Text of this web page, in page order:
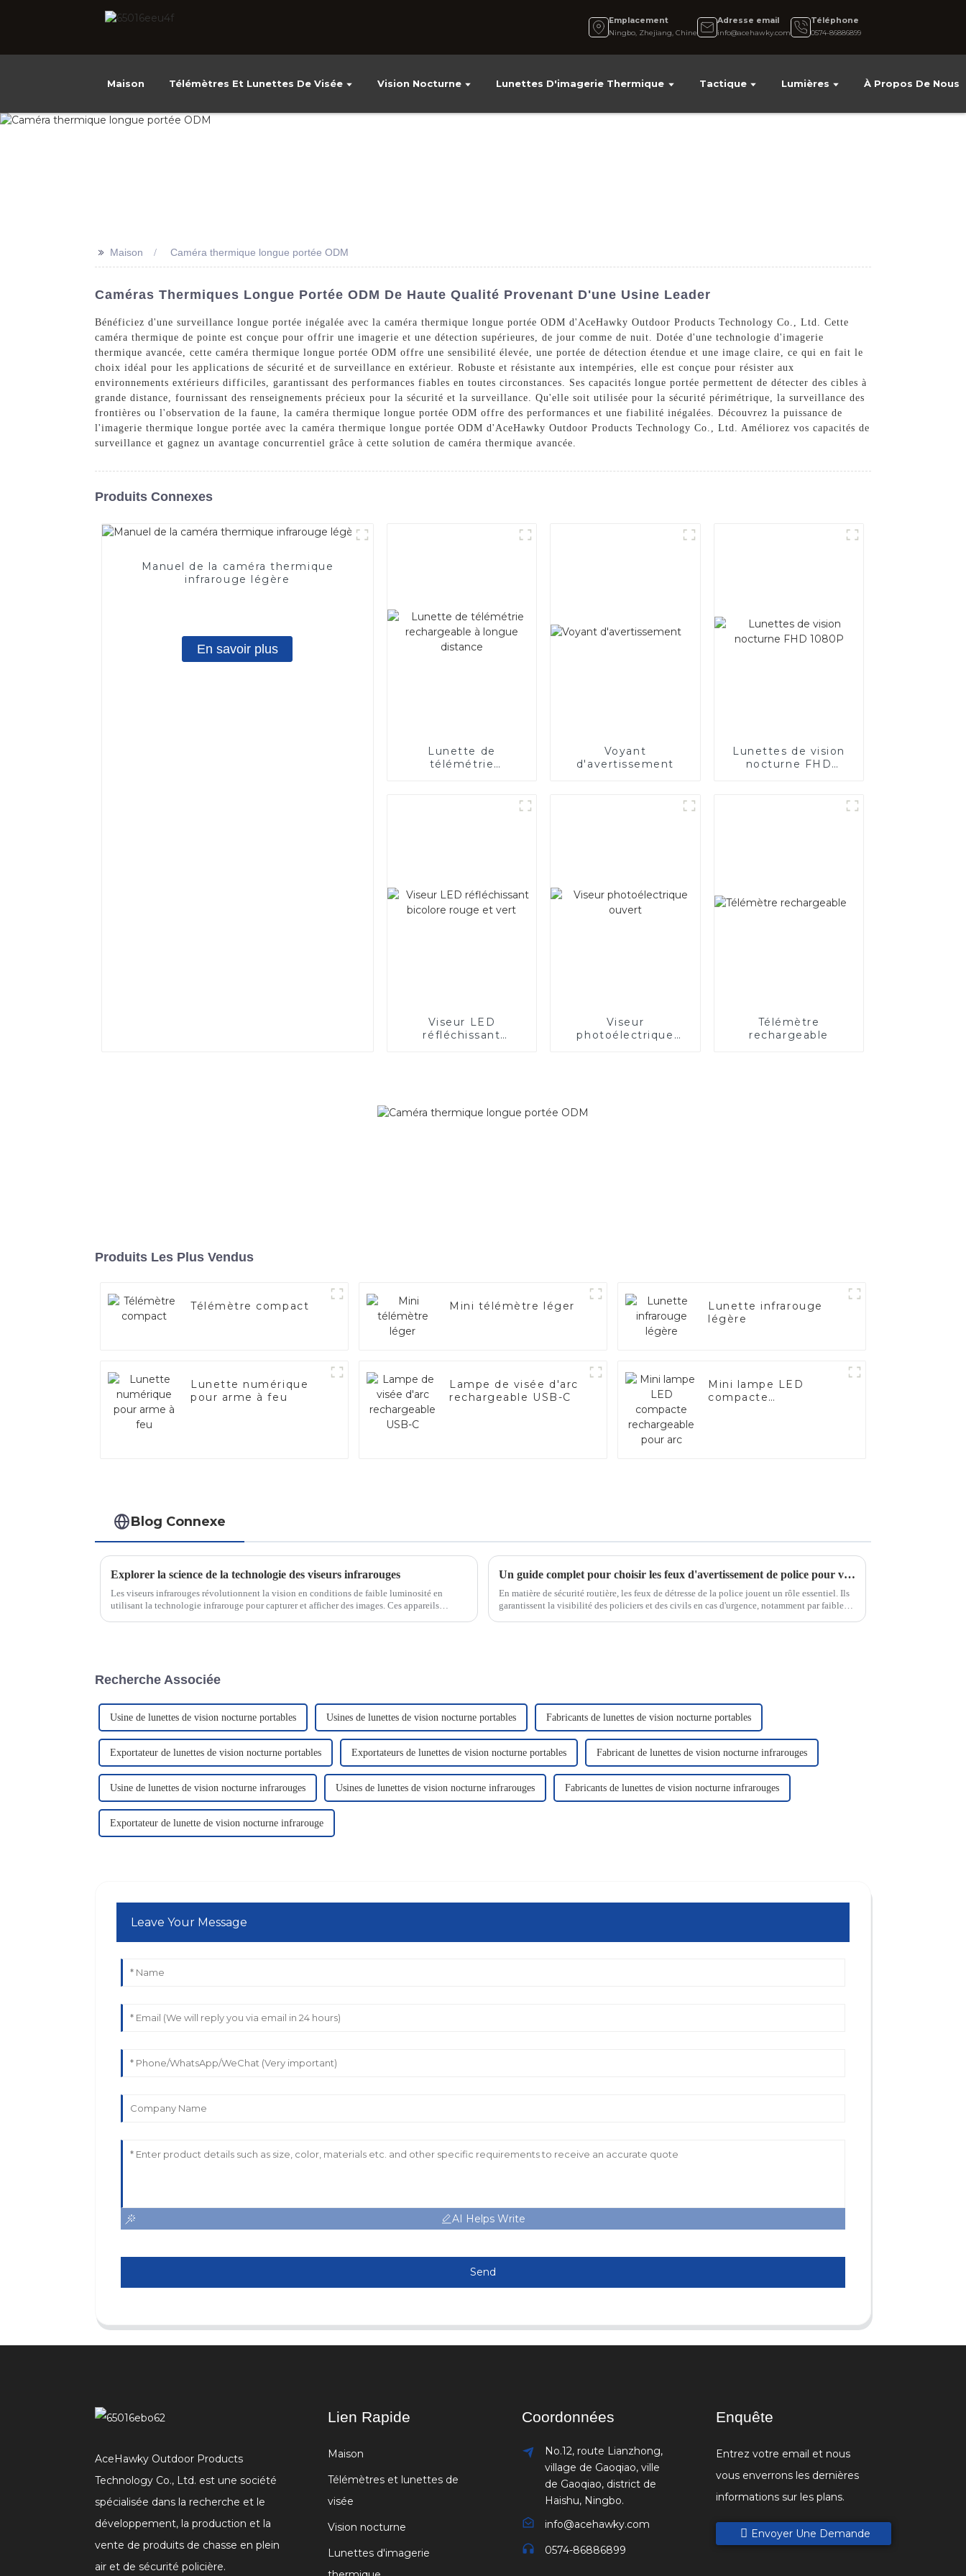
Emplacement
Ningbo, Zhejiang, Chine
Adresse email
info@acehawky.com
Téléphone
0574-86886899
Maison Télémètres Et Lunettes De Visée Vision Nocturne Lunettes D'imagerie Thermique Tactique Lumières À Propos De Nous
>> Maison Caméra thermique longue portée ODM
Caméras Thermiques Longue Portée ODM De Haute Qualité Provenant D'une Usine Leader
Bénéficiez d'une surveillance longue portée inégalée avec la caméra thermique longue portée ODM d'AceHawky Outdoor Products Technology Co., Ltd. Cette
caméra thermique de pointe est conçue pour offrir une imagerie et une détection supérieures, de jour comme de nuit. Dotée d'une technologie d'imagerie
thermique avancée, cette caméra thermique longue portée ODM offre une sensibilité élevée, une portée de détection étendue et une image claire, ce qui en fait le
choix idéal pour les applications de sécurité et de surveillance en extérieur. Robuste et résistante aux intempéries, elle est conçue pour résister aux
environnements extérieurs difficiles, garantissant des performances fiables en toutes circonstances. Ses capacités longue portée permettent de détecter des cibles à
grande distance, fournissant des renseignements précieux pour la sécurité et la surveillance. Qu'elle soit utilisée pour la sécurité périmétrique, la surveillance des
frontières ou l'observation de la faune, la caméra thermique longue portée ODM offre des performances et une fiabilité inégalées. Découvrez la puissance de
l'imagerie thermique longue portée avec la caméra thermique longue portée ODM d'AceHawky Outdoor Products Technology Co., Ltd. Améliorez vos capacités de
surveillance et gagnez un avantage concurrentiel grâce à cette solution de caméra thermique avancée.
Produits Connexes
Manuel de la caméra thermique
infrarouge légère
En savoir plus
Lunette de
télémétrie
Voyant
d'avertissement
Lunettes de vision
nocturne FHD
Viseur LED
réfléchissant
Viseur
photoélectrique
Télémètre
rechargeable
Produits Les Plus Vendus
Télémètre compact Mini télémètre léger
Lunette infrarouge
légère
Lunette numérique
pour arme à feu
Lampe de visée d'arc
rechargeable USB-C
Mini lampe LED
compacte
Blog Connexe
Explorer la science de la technologie des viseurs infrarouges
Les viseurs infrarouges révolutionnent la vision en conditions de faible luminosité en
utilisant la technologie infrarouge pour capturer et afficher des images. Ces appareils
Un guide complet pour choisir les feux d'avertissement de police pour votre véhicule
En matière de sécurité routière, les feux de détresse de la police jouent un rôle essentiel. Ils
garantissent la visibilité des policiers et des civils en cas d'urgence, notamment par faible
Recherche Associée
Usine de lunettes de vision nocturne portables Usines de lunettes de vision nocturne portables Fabricants de lunettes de vision nocturne portables
Exportateur de lunettes de vision nocturne portables Exportateurs de lunettes de vision nocturne portables Fabricant de lunettes de vision nocturne infrarouges
Usine de lunettes de vision nocturne infrarouges Usines de lunettes de vision nocturne infrarouges Fabricants de lunettes de vision nocturne infrarouges
Exportateur de lunette de vision nocturne infrarouge
Leave Your Message
AI Helps Write
Send
AceHawky Outdoor Products
Technology Co., Ltd. est une société
spécialisée dans la recherche et le
développement, la production et la
vente de produits de chasse en plein
air et de sécurité policière.
Lien Rapide
Maison
Télémètres et lunettes de
visée
Vision nocturne
Lunettes d'imagerie
Coordonnées
No.12, route Lianzhong,
village de Gaoqiao, ville
de Gaoqiao, district de
Haishu, Ningbo.
info@acehawky.com
0574-86886899
Enquête
Entrez votre email et nous
vous enverrons les dernières
informations sur les plans.
Envoyer Une Demande